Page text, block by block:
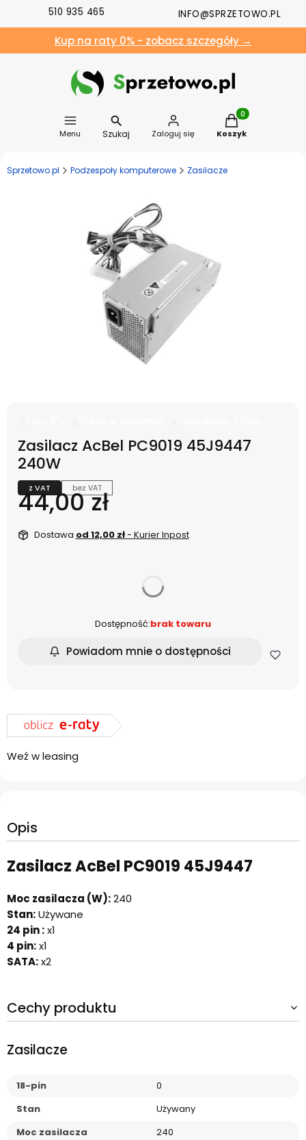
510 935 465 INFO@SPRZETOWO.PL
Kup na raty 0% - zobacz szczegóły →
Menu Szukaj Zaloguj się
Produkty w
Koszyk
Sprzetowo.pl Podzespoły komputerowe Zasilacze
Zasilacz AcBel PC9019 45J9447
240W
z VAT bez VAT
Cena
44,00 zł
Dostawa od 12,00 zł- Kurier Inpost
Dostępność:brak towaru
Powiadom mnie o dostępności
Weź w leasing
Opis
Zasilacz AcBel PC9019 45J9447
Moc zasilacza (W):240
Stan:Używane
24 pin :x1
4 pin:x1
SATA:x2
Cechy produktu
Zasilacze
18-pin
0
Stan
Używany
Moc zasilacza
240